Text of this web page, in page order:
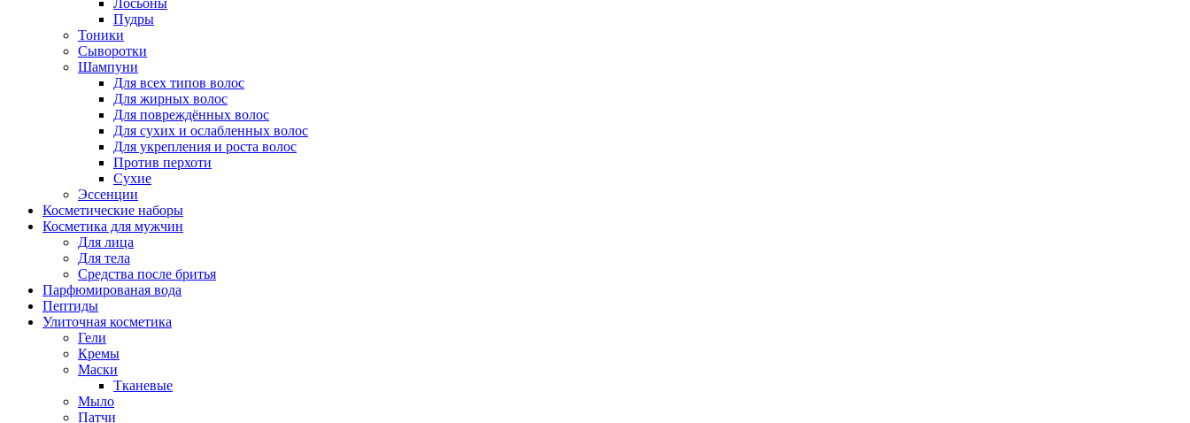
Лосьоны
Пудры
Тоники
Сыворотки
Шампуни
Для всех типов волос
Для жирных волос
Для повреждённых волос
Для сухих и ослабленных волос
Для укрепления и роста волос
Против перхоти
Сухие
Эссенции
Косметические наборы
Косметика для мужчин
Для лица
Для тела
Средства после бритья
Парфюмированая вода
Пептиды
Улиточная косметика
Гели
Кремы
Маски
Тканевые
Мыло
Патчи